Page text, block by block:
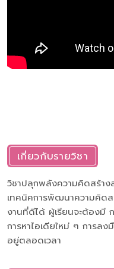
เกี่ยวกับรายวิชา
วิชาปลุกพลังความคิดสร้าง
เทคนิคการพัฒนาความคิดส
งานที่ดีได้ ผู้เรียนจะต้องมี
การหาไอเดียใหม่ ๆ การลง
อยู่ตลอดเวลา